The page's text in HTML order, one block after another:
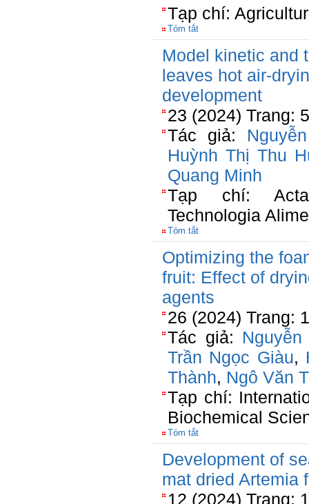
Tạp chí:
Tóm tắt
Model kinetic and
leaves hot air-
development
23 (2024) Trang:
Tác giả:
Huỳnh Thị Thu
Quang Minh
Tạp chí: Acta
Technologia
Tóm tắt
Optimizing the
fruit: Effect of
agents
26 (2024) Trang:
Tác giả:
Trần Ngọc Giàu,
Thành, Ngô Văn
Tạp chí:
Biochemical
Tóm tắt
Development of
mat dried Artemia
12 (2024) Trang: